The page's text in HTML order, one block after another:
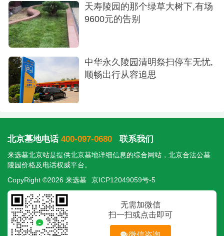
行舟艺术化呈现“生命如舟”的意境，造型充满动
感与哲思，寓意人生渡尽千帆，终至安宁彼岸，备
受文化人士青睐。316,880-336,880
渡设计极简而意境深远，紧扣“渡”的主题，象征
着生命的超越与升华，充满禅意，适合心境豁达、
有哲学思辨的逝者。336,880
园区极其重视绿化，一草一木都被精心养护，处处
涌动着绿色生命的色彩。正如其所属的泰康保险集
团所倡导的理念：“让生命的每一阶段都流光溢彩”，
在这里，生命的终点被绿意和艺术温柔包裹，彰显
出最大的尊重与价值。
天寿陵园的那个绿草大树下,有场
9600元的告别
中华永久陵园清明祭扫停车无忧,
顺畅出行从容追思
北京墓地电话 400-097-0680 联系我们
来选墓北京站是提供北京墓地详细信息的综合网站，北京合法公墓
陵园价格及电话权威平台。
CopyRight ©2026 来选墓
京ICP12049059号-5
无需加微信
扫一扫或点击即可